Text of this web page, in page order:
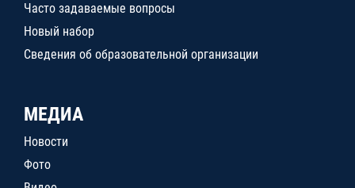
Часто задаваемые вопросы
Новый набор
Сведения об образовательной организации
МЕДИА
Новости
Фото